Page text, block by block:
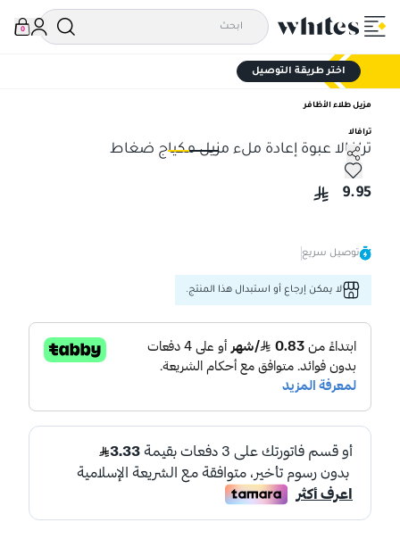
0
اختر طريقة التوصيل
مزيل طلاء الأظافر
ترافالا
ترافالا عبوة إعادة ملء مزيل مكياج ضغاط
ترافالا عبوة إعادة ملء مزيل مكياج ضغاط
9.95
توصيل سريع
لا يمكن إرجاع أو استبدال هذا المنتج.